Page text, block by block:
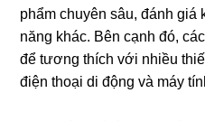
phẩm chuyên sâu, đánh giá
năng khác. Bên cạnh đó,
để tương thích với nhiều
điện thoại di động và máy